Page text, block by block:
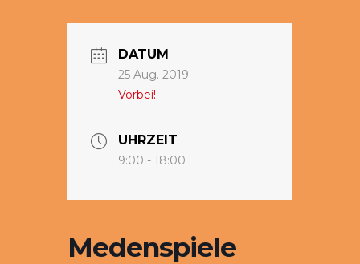
DATUM
25 Aug. 2019
Vorbei!
UHRZEIT
9:00 - 18:00
Medenspiele